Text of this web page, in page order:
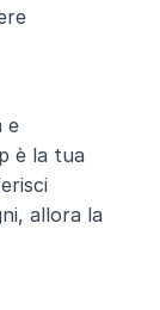
e
è la tua
allora la